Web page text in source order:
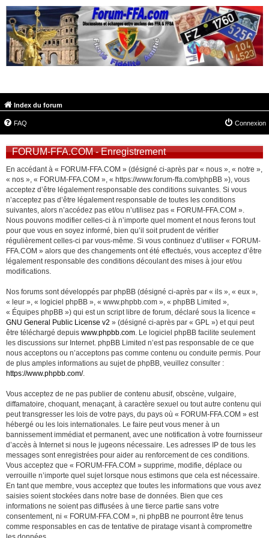
Index du forum
FAQ Connexion
FORUM-FFA.COM - Enregistrement
En accédant à « FORUM-FFA.COM » (désigné ci-après par « nous », « notre »,
« nos », « FORUM-FFA.COM », « https://www.forum-ffa.com/phpBB »), vous
acceptez d’être légalement responsable des conditions suivantes. Si vous
n’acceptez pas d’être légalement responsable de toutes les conditions
suivantes, alors n’accédez pas et/ou n’utilisez pas « FORUM-FFA.COM ».
Nous pouvons modifier celles-ci à n’importe quel moment et nous ferons tout
pour que vous en soyez informé, bien qu’il soit prudent de vérifier
régulièrement celles-ci par vous-même. Si vous continuez d’utiliser « FORUM-
FFA.COM » alors que des changements ont été effectués, vous acceptez d’être
légalement responsable des conditions découlant des mises à jour et/ou
modifications.
Nos forums sont développés par phpBB (désigné ci-après par « ils », « eux »,
« leur », « logiciel phpBB », « www.phpbb.com », « phpBB Limited »,
« Équipes phpBB ») qui est un script libre de forum, déclaré sous la licence «
GNU General Public License v2 » (désigné ci-après par « GPL ») et qui peut
être téléchargé depuis www.phpbb.com . Le logiciel phpBB facilite seulement
les discussions sur Internet. phpBB Limited n’est pas responsable de ce que
nous acceptons ou n’acceptons pas comme contenu ou conduite permis. Pour
de plus amples informations au sujet de phpBB, veuillez consulter :
https://www.phpbb.com/.
Vous acceptez de ne pas publier de contenu abusif, obscène, vulgaire,
diffamatoire, choquant, menaçant, à caractère sexuel ou tout autre contenu qui
peut transgresser les lois de votre pays, du pays où « FORUM-FFA.COM » est
hébergé ou les lois internationales. Le faire peut vous mener à un
bannissement immédiat et permanent, avec une notification à votre fournisseur
d’accès à Internet si nous le jugeons nécessaire. Les adresses IP de tous les
messages sont enregistrées pour aider au renforcement de ces conditions.
Vous acceptez que « FORUM-FFA.COM » supprime, modifie, déplace ou
verrouille n’importe quel sujet lorsque nous estimons que cela est nécessaire.
En tant que membre, vous acceptez que toutes les informations que vous avez
saisies soient stockées dans notre base de données. Bien que ces
informations ne soient pas diffusées à une tierce partie sans votre
consentement, ni « FORUM-FFA.COM », ni phpBB ne pourront être tenus
comme responsables en cas de tentative de piratage visant à compromettre